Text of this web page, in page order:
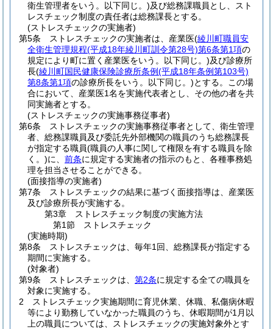
衛生管理者をいう。以下同じ。)及び総務課職員とし、スト
レスチェック制度の責任者は総務課長とする。
(ストレスチェックの実施者)
第5条
ストレスチェックの実施者は、産業医(綾川町職員安
全衛生管理規程(平成18年綾川町訓令第28号)第6条第1項の
規定により町に置く産業医をいう。以下同じ。)及び診療所
長(綾川町国民健康保険診療所条例(平成18年条例第103号)
第8条第1項の診療所長をいう。以下同じ。)とする。
この場
合において、産業医1名を実施代表者とし、その他の者を共
同実施者とする。
(ストレスチェックの実施事務従事者)
第6条
ストレスチェックの実施事務従事者として、衛生管理
者、総務課職員及び委託先外部機関の職員のうち総務課長
が指定する職員(職員の人事に関して権限を有する職員を除
く。)に、 前条に規定する実施者の指示のもと、各種事務処
理を担当させることができる。
(面接指導の実施者)
第7条
ストレスチェックの結果に基づく面接指導は、産業医
及び診療所長が実施する。
第3章
ストレスチェック制度の実施方法
第1節
ストレスチェック
(実施時期)
第8条
ストレスチェックは、毎年1回、総務課長が指定する
期間に実施する。
(対象者)
第9条
ストレスチェックは、 第2条に規定する全ての職員を
対象に実施する。
2
ストレスチェック実施期間に育児休業、休職、私傷病休暇
等により勤務していなかった職員のうち、休暇期間が1月以
上の職員については、ストレスチェックの実施対象外とす